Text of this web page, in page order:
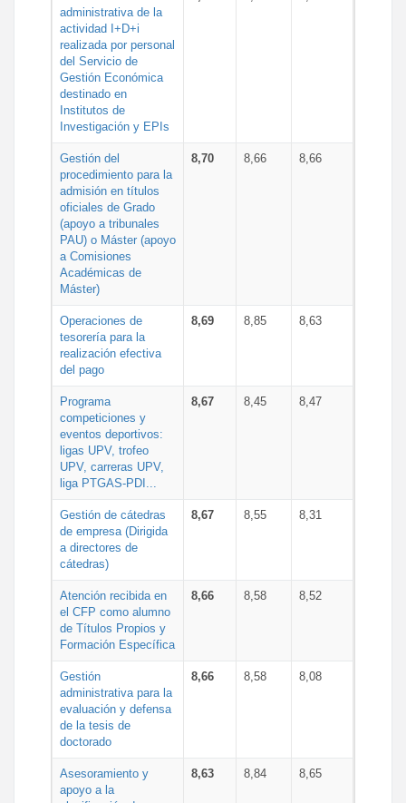
administrativa de la
actividad I+D+i
realizada por personal
del Servicio de
Gestión Económica
destinado en
Institutos de
Investigación y EPIs
Gestión del
procedimiento para la
admisión en títulos
oficiales de Grado
(apoyo a tribunales
PAU) o Máster (apoyo
a Comisiones
Académicas de
Máster)
8,70 8,66 8,66
Operaciones de
tesorería para la
realización efectiva
del pago
8,69 8,85 8,63
Programa
competiciones y
eventos deportivos:
ligas UPV, trofeo
UPV, carreras UPV,
liga PTGAS-PDI...
8,67 8,45 8,47
Gestión de cátedras
de empresa (Dirigida
a directores de
cátedras)
8,67 8,55 8,31
Atención recibida en
el CFP como alumno
de Títulos Propios y
Formación Específica
8,66 8,58 8,52
Gestión
administrativa para la
evaluación y defensa
de la tesis de
doctorado
8,66 8,58 8,08
Asesoramiento y
apoyo a la
8,63 8,84 8,65